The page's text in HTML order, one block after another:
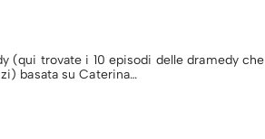
(qui trovate i 10 episodi delle dramedy che
basata su Caterina…